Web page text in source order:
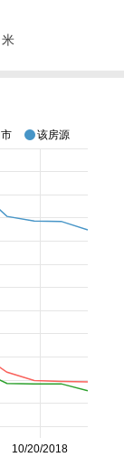
10/20/2018
该房源